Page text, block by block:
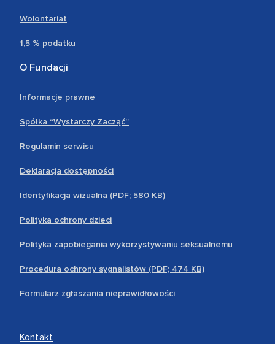
Wolontariat
1,5 % podatku
O Fundacji
Informacje prawne
Spółka “Wystarczy Zacząć”
Regulamin serwisu
Deklaracja dostępności
Identyfikacja wizualna (PDF; 580 KB)
Polityka ochrony dzieci
Polityka zapobiegania wykorzystywaniu seksualnemu
Procedura ochrony sygnalistów (PDF; 474 KB)
Formularz zgłaszania nieprawidłowości
Kontakt